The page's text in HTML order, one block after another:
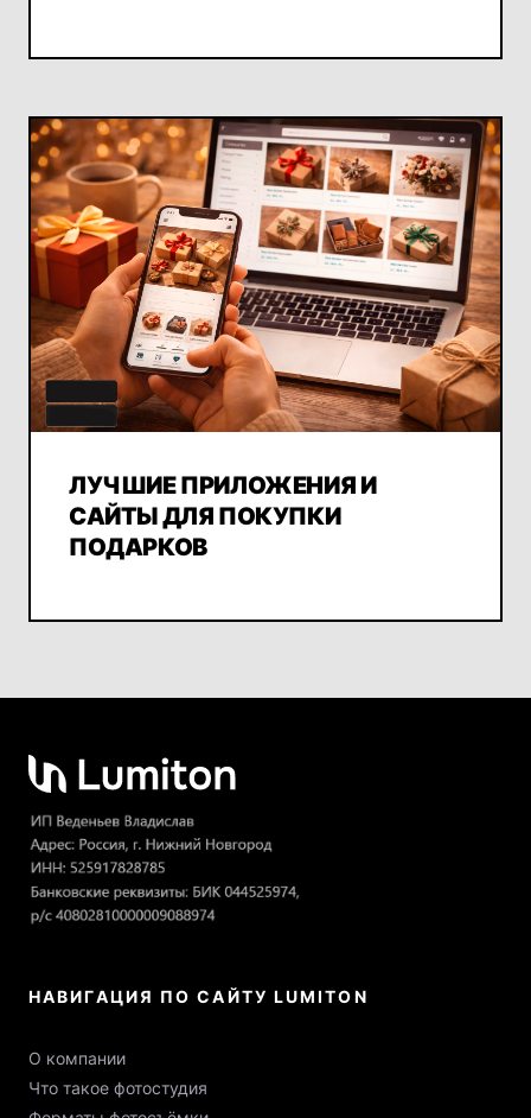
ЛУЧШИЕ ПРИЛОЖЕНИЯ И
САЙТЫ ДЛЯ ПОКУПКИ
ПОДАРКОВ
НАВИГАЦИЯ ПО САЙТУ LUMITON
О компании
Что такое фотостудия